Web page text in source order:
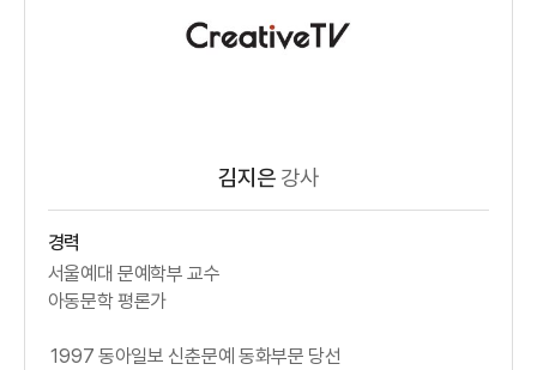
김지은강사
경력
서울예대 문예학부 교수
아동문학 평론가
1997 동아일보 신춘문예 동화부문 당선